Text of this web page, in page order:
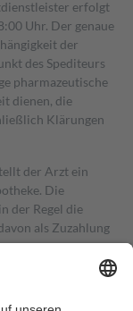
erfolgt
Uhr. Der genaue
der
des Spediteurs
pharmazeutische
dienen, die
Klärungen
der Arzt ein
Die
der Regel die
als Zuzahlung
Höhe von zehn
die tatsächlichen